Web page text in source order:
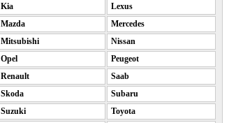
Kia
Lexus
Mazda
Mercedes
Mitsubishi
Nissan
Opel
Peugeot
Renault
Saab
Skoda
Subaru
Suzuki
Toyota